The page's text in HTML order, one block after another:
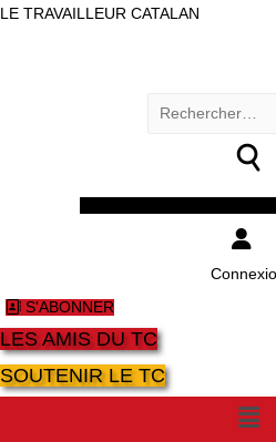
LE TRAVAILLEUR CATALAN
Rechercher :
S'ABONNER
LES AMIS DU TC
SOUTENIR LE TC
Menu